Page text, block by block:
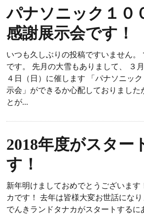
パナソニック１０
感謝展示会です！
いつも久しぶりの投稿ですいません。
です。 先月の大雪もありまして、 ３
４日（日）に催します 「パナソニッ
示会」ができるか心配しておりました
とが...
2018年度がスター
す！
新年明けましておめでとうございます
カです！ 去年は皆様大変お世話にな
でんきランドタナカがスタートするに